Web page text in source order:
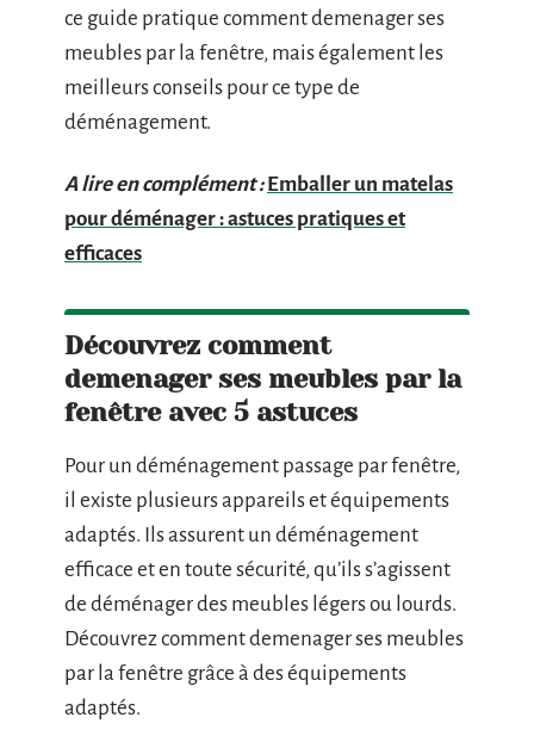
ce guide pratique comment demenager ses
meubles par la fenêtre, mais également les
meilleurs conseils pour ce type de
déménagement.
A lire en complément : Emballer un matelas
pour déménager : astuces pratiques et
efficaces
Découvrez comment
demenager ses meubles par la
fenêtre avec 5 astuces
Pour un déménagement passage par fenêtre,
il existe plusieurs appareils et équipements
adaptés. Ils assurent un déménagement
efficace et en toute sécurité, qu’ils s’agissent
de déménager des meubles légers ou lourds.
Découvrez comment demenager ses meubles
par la fenêtre grâce à des équipements
adaptés.